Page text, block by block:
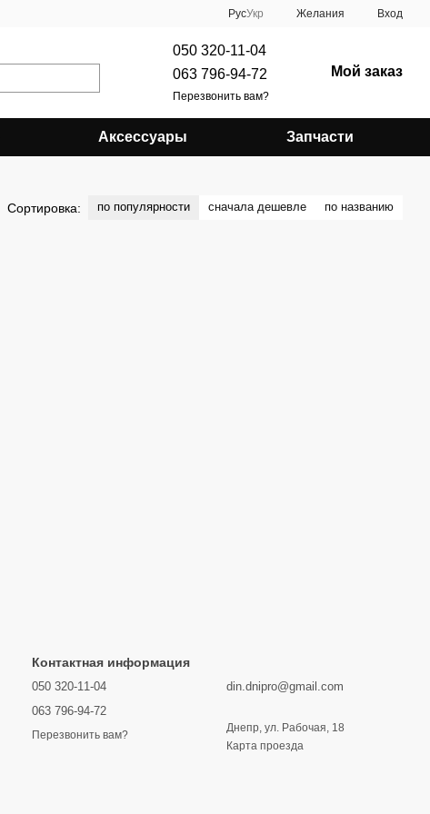
РусУкр Желания Вход
050 320-11-04
063 796-94-72
Перезвонить вам?
Мой заказ
Аксессуары Запчасти
Сортировка: по популярности сначала дешевле по названию
Контактная информация
050 320-11-04
063 796-94-72
Перезвонить вам?
din.dnipro@gmail.com
Днепр, ул. Рабочая, 18
Карта проезда